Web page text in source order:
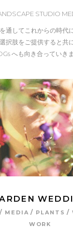
STUDIO
通してこれからの時代
択肢をご提供すると共
へも向き合っていきま
MEDIA PLANTS
WORK